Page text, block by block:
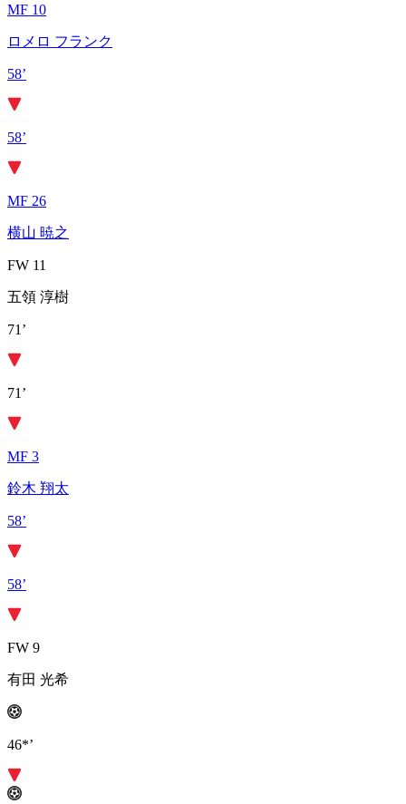
MF 10
ロメロ フランク
58’
58’
MF 26
横山 暁之
FW 11
五領 淳樹
71’
71’
MF 3
鈴木 翔太
58’
58’
FW 9
有田 光希
46*’